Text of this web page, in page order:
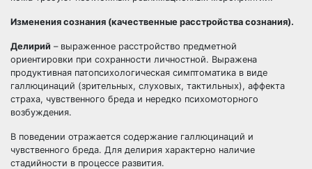
Изменения сознания (качественные расстройства сознания).
Делирий – выраженное расстройство предметной
ориентировки при сохранности личностной. Выражена
продуктивная патопсихологическая симптоматика в виде
галлюцинаций (зрительных, слуховых, тактильных), аффекта
страха, чувственного бреда и нередко психомоторного
возбуждения.
В поведении отражается содержание галлюцинаций и
чувственного бреда. Для делирия характерно наличие
стадийности в процессе развития.